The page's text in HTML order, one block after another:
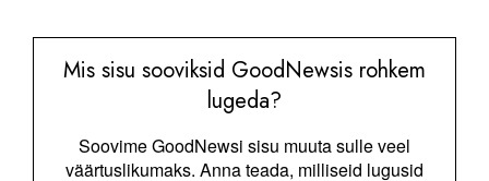
Mis sisu sooviksid GoodNewsis rohkem
lugeda?
Soovime GoodNewsi sisu muuta sulle veel
väärtuslikumaks. Anna teada, milliseid lugusid